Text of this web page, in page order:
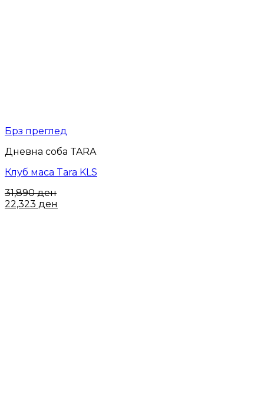
Брз преглед
Дневна соба TARA
Клуб маса Tara KLS
31,890ден
22,323 ден